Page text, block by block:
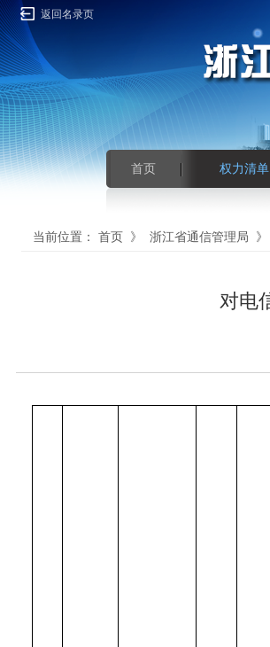
返回名录页
首页 权力清单
当前位置： 首页 》 浙江省通信管理局 》
对电